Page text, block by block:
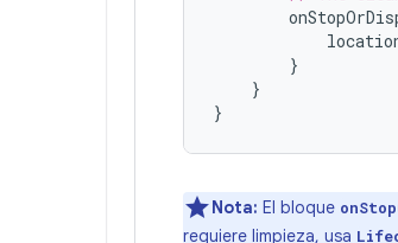
}
}
}
Nota: El bloque
requiere limpieza, usa